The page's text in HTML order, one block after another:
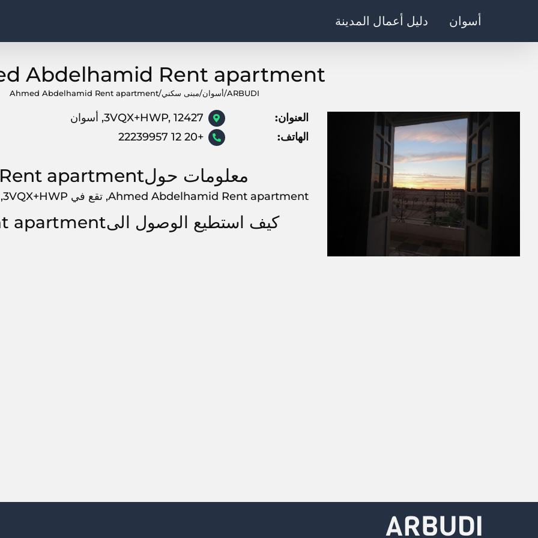
content
أسوان دليل أعمال المدينة
Abdelhamid Rent apartment
ARBUDI
/أسوان/مبنى سكني/
Ahmed Abdelhamid Rent apartment
العنوان:
3VQX+HWP, 12427, أسوان
الهاتف:
+20 12 22239957
معلومات حولAhmed Abdelhamid Rent apartment
Ahmed Abdelhamid Rent apartment, تقع في 3VQX+HWP, أسوان, 12427, مصر
كيف استطيع الوصول الىAhmed Abdelhamid Rent apartment?